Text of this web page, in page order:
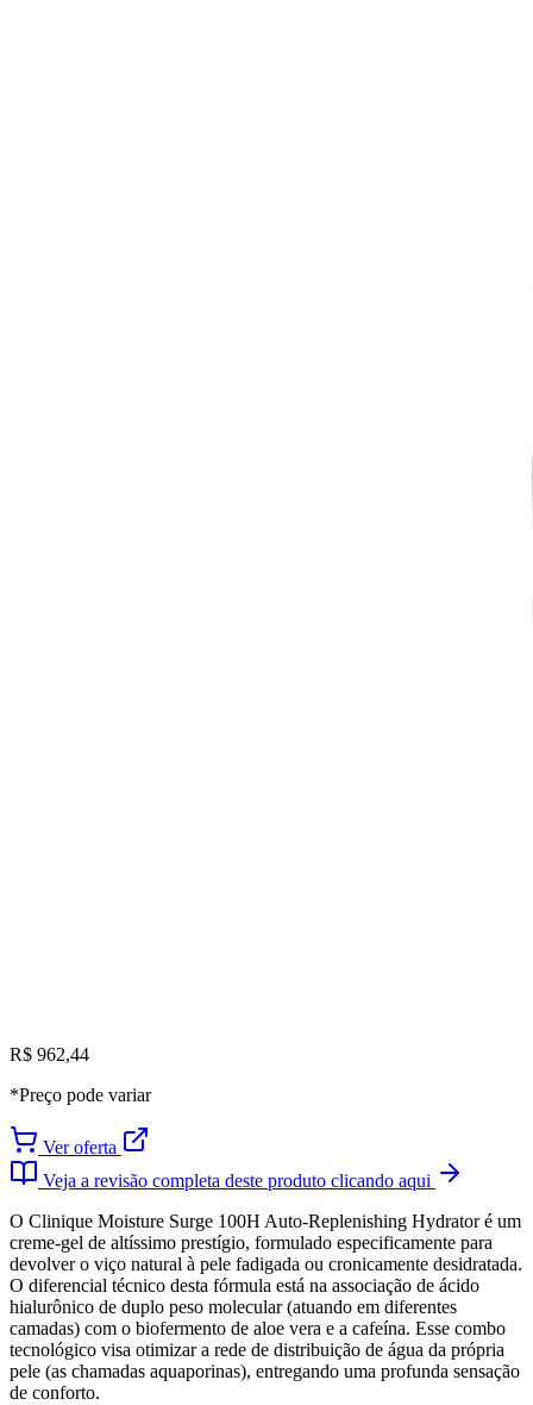
R$ 962,44
*Preço pode variar
Ver oferta
Veja a revisão completa deste produto clicando aqui
O Clinique Moisture Surge 100H Auto-Replenishing Hydrator é um
creme-gel de altíssimo prestígio, formulado especificamente para
devolver o viço natural à pele fadigada ou cronicamente desidratada.
O diferencial técnico desta fórmula está na associação de ácido
hialurônico de duplo peso molecular (atuando em diferentes
camadas) com o biofermento de aloe vera e a cafeína. Esse combo
tecnológico visa otimizar a rede de distribuição de água da própria
pele (as chamadas aquaporinas), entregando uma profunda sensação
de conforto.